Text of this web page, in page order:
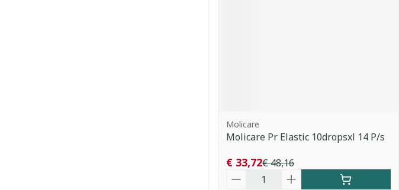
Molicare
Molicare Pr Elastic 10dropsxl 14 P/s
€ 48,16
€ 33,72